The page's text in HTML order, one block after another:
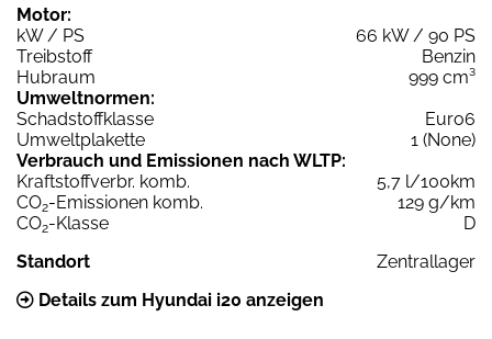
Motor:
kW / PS
66 kW / 90 PS
Treibstoff
Benzin
Hubraum
999 cm³
Umweltnormen:
Schadstoffklasse
Euro6
Umweltplakette
1 (None)
Verbrauch und Emissionen nach WLTP:
Kraftstoffverbr. komb.
5,7 l/100km
CO2-Emissionen komb.
129 g/km
CO2-Klasse
D
Standort
Zentrallager
Details zum Hyundai i20 anzeigen